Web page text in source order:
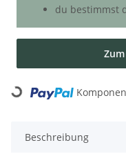
du bestimmst
Loading...
Beschreibung